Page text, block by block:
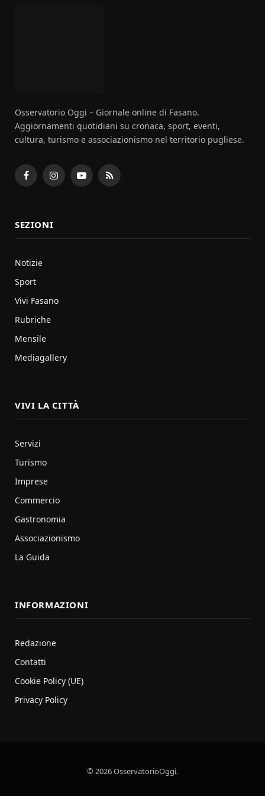
Osservatorio Oggi – Giornale online di Fasano.
Aggiornamenti quotidiani su cronaca, sport, eventi,
cultura, turismo e associazionismo nel territorio pugliese.
FacebookInstagramYouTubeRSS
SEZIONI
Notizie
Sport
Vivi Fasano
Rubriche
Mensile
Mediagallery
VIVI LA CITTÀ
Servizi
Turismo
Imprese
Commercio
Gastronomia
Associazionismo
La Guida
INFORMAZIONI
Redazione
Contatti
Cookie Policy (UE)
Privacy Policy
© 2026 OsservatorioOggi.